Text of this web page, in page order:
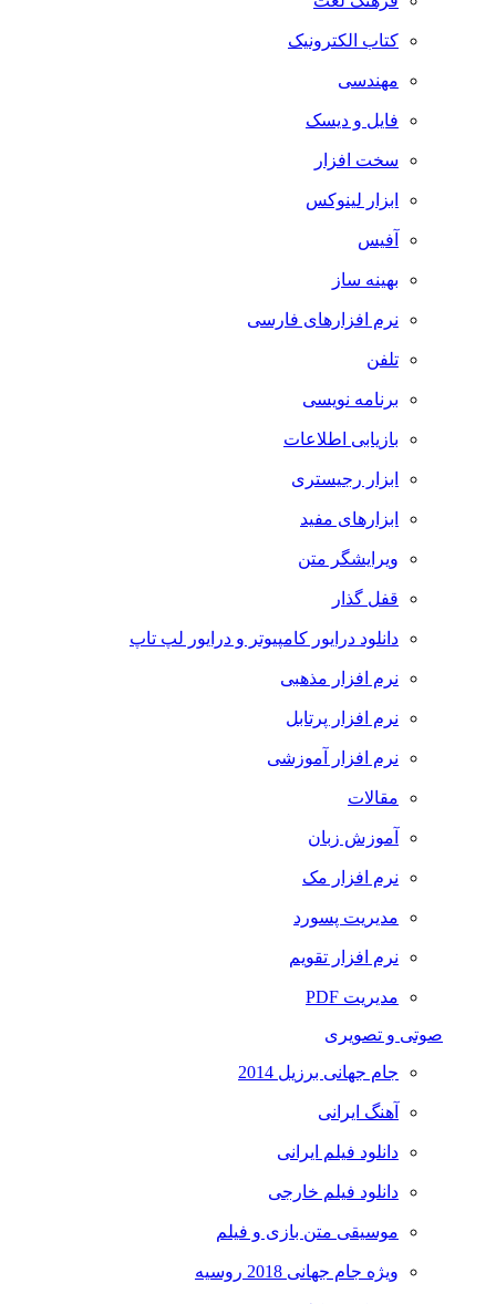
کتاب الکترونیک
مهندسی
فایل و دیسک
سخت افزار
ابزار لینوکس
آفیس
بهینه ساز
نرم افزارهای فارسی
تلفن
برنامه نویسی
بازیابی اطلاعات
ابزار رجیستری
ابزارهای مفید
ویرایشگر متن
قفل گذار
دانلود درایور کامپیوتر و درایور لپ تاپ
نرم افزار مذهبی
نرم افزار پرتابل
نرم افزار آموزشی
مقالات
آموزش زبان
نرم افزار مک
مدیریت پسورد
نرم افزار تقویم
مدیریت PDF
صوتی و تصویری
جام جهانی برزیل 2014
آهنگ ایرانی
دانلود فیلم ایرانی
دانلود فیلم خارجی
موسیقی متن بازی و فیلم
ویژه جام جهانی 2018 روسیه